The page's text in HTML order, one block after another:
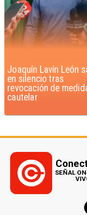
Chile y Venezuela
formalizan reinicio de
relaciones
SEÑAL